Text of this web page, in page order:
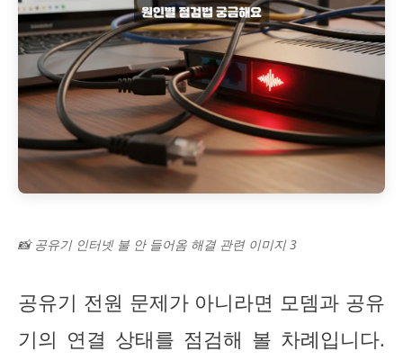
📸 공유기 인터넷 불 안 들어옴 해결 관련 이미지 3
공유기 전원 문제가 아니라면 모뎀과 공유
기의 연결 상태를 점검해 볼 차례입니다.